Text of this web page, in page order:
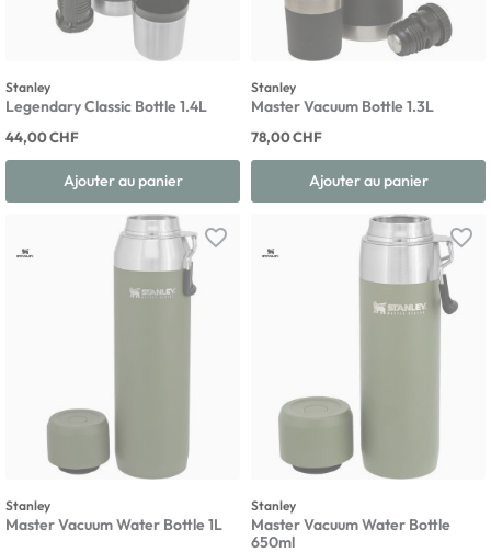
Stanley
Legendary Classic Bottle 1.4L
44,00 CHF
Ajouter au panier
Stanley
Master Vacuum Bottle 1.3L
78,00 CHF
Ajouter au panier
favorite_border
Stanley
Master Vacuum Water Bottle 1L
favorite_border
Stanley
Master Vacuum Water Bottle
650ml